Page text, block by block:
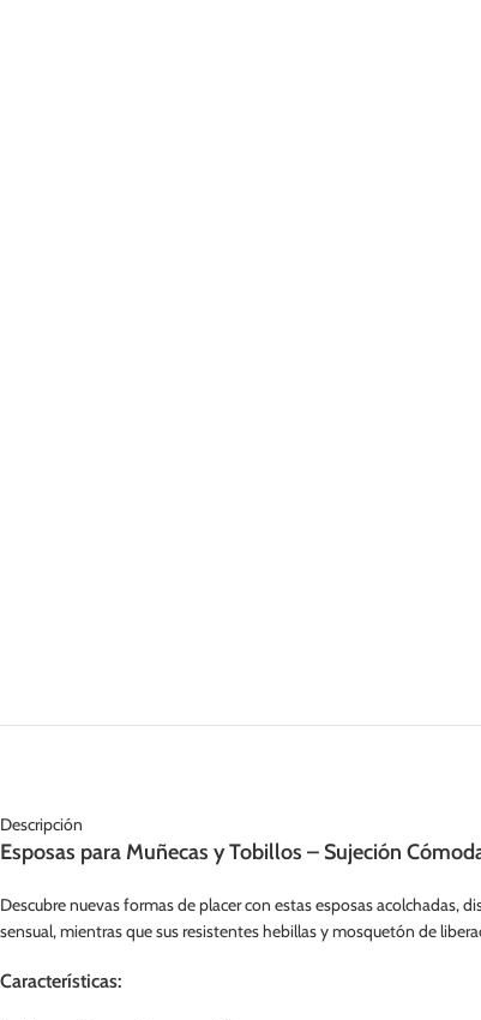
Descripción
Esposas para Muñecas y Tobillos – Sujeción
Descubre nuevas formas de placer con estas esposas acolchadas,
sensual, mientras que sus resistentes hebillas y mosquetón de
Características: